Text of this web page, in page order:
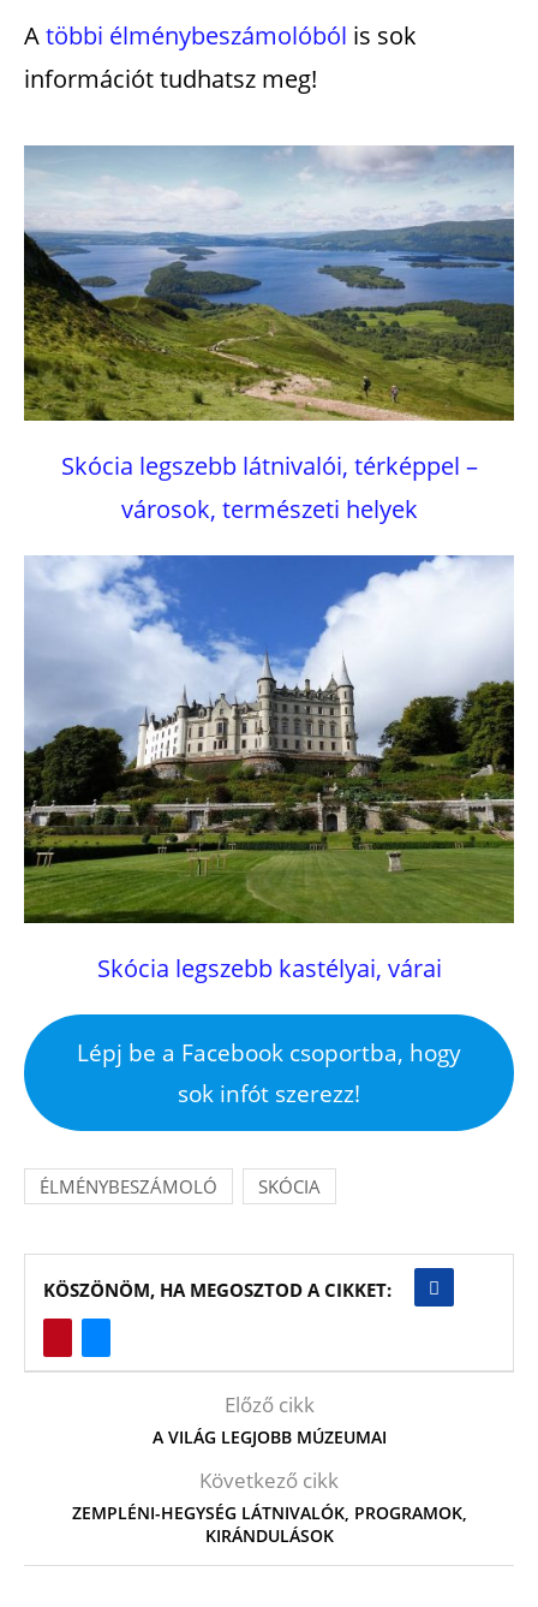
Atöbbi élménybeszámolóból is sok
információt tudhatsz meg!
Skócia legszebb látnivalói, térképpel –
városok, természeti helyek
Skócia legszebb kastélyai, várai
Lépj be a Facebook csoportba, hogy
sok infót szerezz!
ÉLMÉNYBESZÁMOLÓ SKÓCIA
KÖSZÖNÖM, HA MEGOSZTOD A CIKKET:
Előző cikk
A VILÁG LEGJOBB MÚZEUMAI
Következő cikk
ZEMPLÉNI-HEGYSÉG LÁTNIVALÓK, PROGRAMOK,
KIRÁNDULÁSOK